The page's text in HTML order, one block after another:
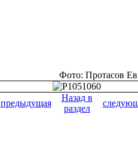
Фото: Протасов
предыдущая
Назад в
раздел